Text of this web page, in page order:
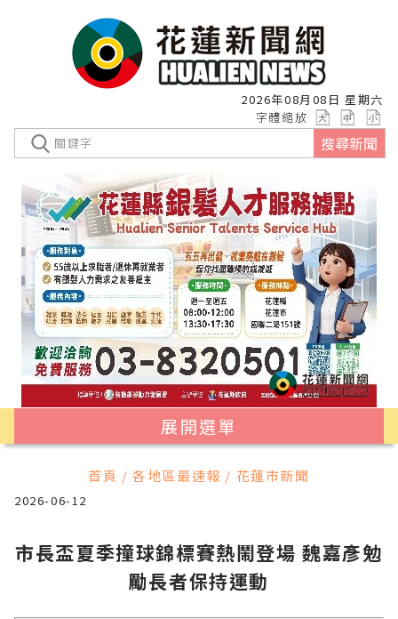
2026年08月08日 星期六
字體縮放
搜尋新聞
展開選單
首頁 / 各地區最速報 / 花蓮市新聞
2026-06-12
市長盃夏季撞球錦標賽熱鬧登場 魏嘉彥勉
勵長者保持運動